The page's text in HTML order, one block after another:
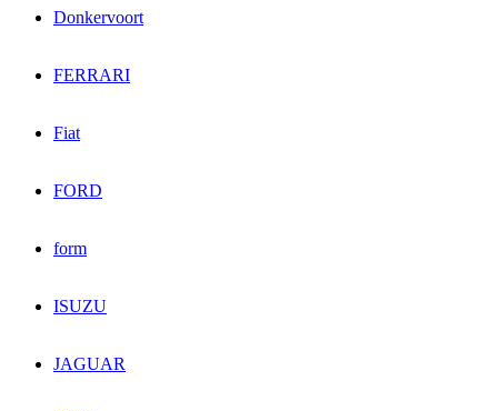
Donkervoort
FERRARI
Fiat
FORD
form
ISUZU
JAGUAR